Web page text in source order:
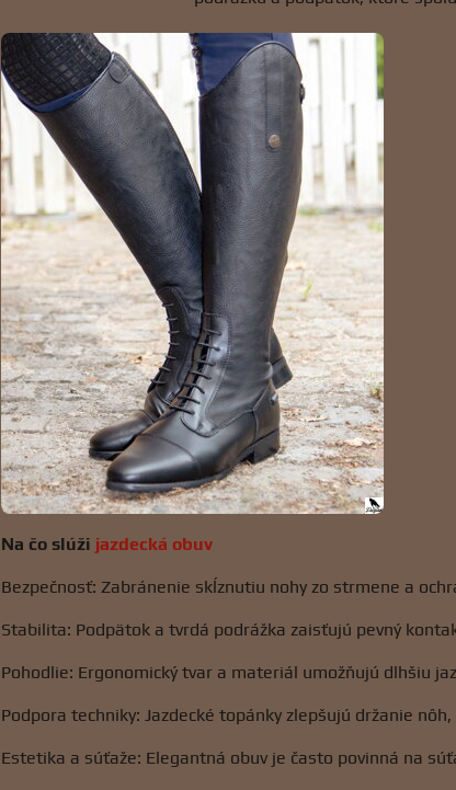
Na čo slúži jazdecká obuv
Bezpečnosť: Zabránenie skĺznutiu nohy zo strmene a
Stabilita: Podpätok a tvrdá podrážka zaisťujú pevný
Pohodlie: Ergonomický tvar a materiál umožňujú dlhšiu
Podpora techniky: Jazdecké topánky zlepšujú držanie
Estetika a súťaže: Elegantná obuv je často povinná na